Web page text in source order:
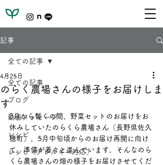
記事
全ての記事
ブログ
動画メッセージ
レシピ
レシピ（アレルギー対応）
全ての記事
のらく農場さんの様子をお届けしま
す
4月25日
3月から暫くの間、野菜セットのお届けをお
休みしていたのらくら農場さん（長野県佐久
穂町）。5月中旬頃からのお届け再開に向け
て、準備が着々と進んでいます。そんなのら
くら農場さんの畑の様子をお届けさせてくだ